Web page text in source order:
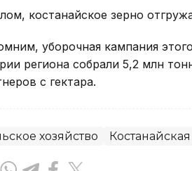
костанайское зерно
уборочная кампания
региона собрали 5,2 млн
с гектара.
хозяйство